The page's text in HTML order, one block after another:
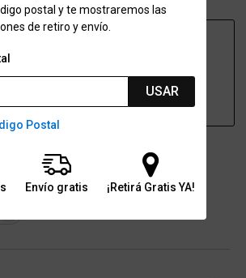
postal y te mostraremos las
de retiro y envío.
USAR
Postal
Envío gratis ¡Retirá Gratis YA!
en sucursales